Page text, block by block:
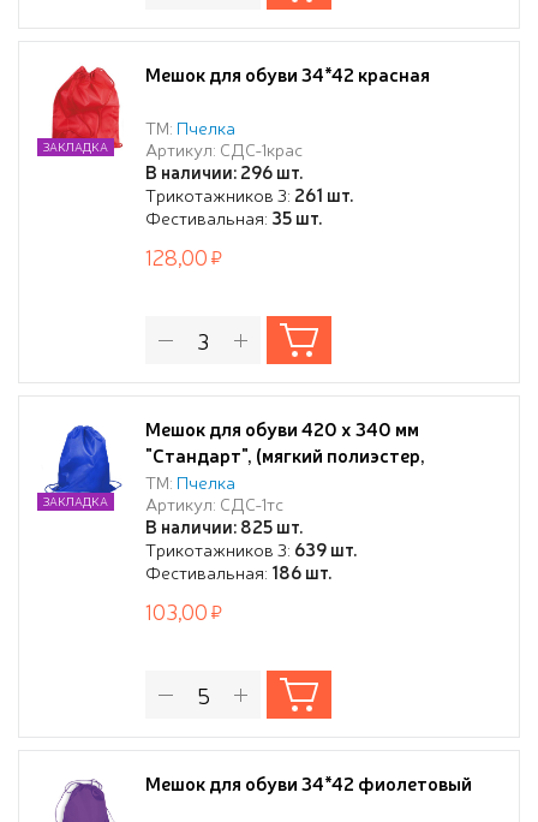
Мешок для обуви 34*42 красная
ТМ: Пчелка
Артикул: СДС-1крас
В наличии: 296 шт.
Трикотажников 3: 261 шт.
Фестивальная: 35 шт.
ЗАКЛАДКА
128,00
Мешок для обуви 420 х 340 мм
"Стандарт", (мягкий полиэстер,
плотность 210 D), синий
ТМ: Пчелка
Артикул: СДС-1тс
В наличии: 825 шт.
Трикотажников 3: 639 шт.
Фестивальная: 186 шт.
ЗАКЛАДКА
103,00
Мешок для обуви 34*42 фиолетовый